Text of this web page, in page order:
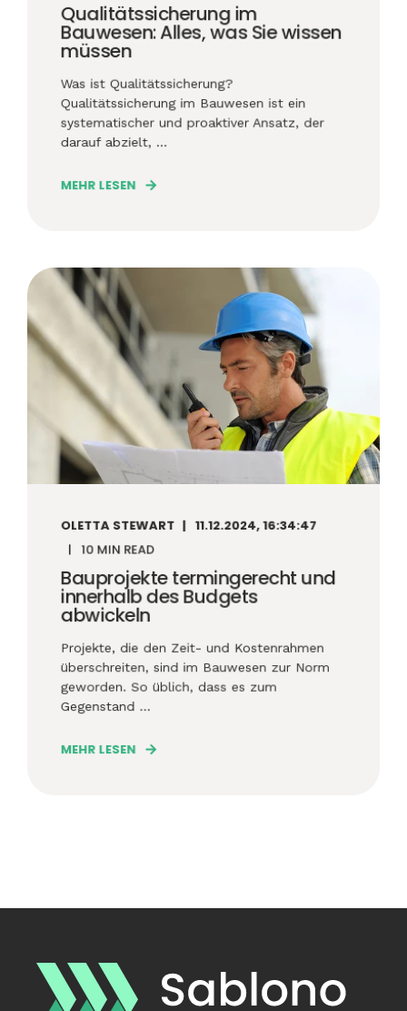
Qualitätssicherung im
Bauwesen: Alles, was Sie wissen
müssen
Was ist Qualitätssicherung?
Qualitätssicherung im Bauwesen ist ein
systematischer und proaktiver Ansatz, der
darauf abzielt, ...
MEHR LESEN
OLETTA STEWART
11.12.2024, 16:34:47
10 MIN READ
Bauprojekte termingerecht und
innerhalb des Budgets
abwickeln
Projekte, die den Zeit- und Kostenrahmen
überschreiten, sind im Bauwesen zur Norm
geworden. So üblich, dass es zum
Gegenstand ...
MEHR LESEN